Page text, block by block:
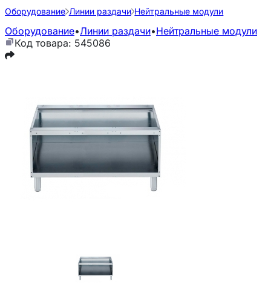
Оборудование Линии раздачи Нейтральные модули
Оборудование•Линии раздачи•Нейтральные модули
Код товара: 545086